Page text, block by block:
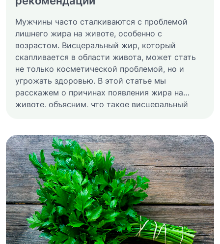
Мужчины часто сталкиваются с проблемой
лишнего жира на животе, особенно с
возрастом. Висцеральный жир, который
скапливается в области живота, может стать
не только косметической проблемой, но и
угрожать здоровью. В этой статье мы
расскажем о причинах появления жира на
животе, объясним, что такое висцеральный